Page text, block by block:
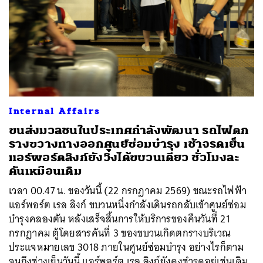
Internal Affairs
ขนส่งมวลชนในประเทศกำลังพัฒนา รถไฟตก
รางขวางทางออกศูนย์ซ่อมบำรุง เช้าจรดเย็น
แอร์พอร์ตลิงก์ยังวิ่งได้ขบวนเดียว ชั่วโมงละ
คันเหมือนเดิม
เวลา 00.47 น. ของวันนี้ (22 กรกฎาคม 2569) ขณะรถไฟฟ้า
แอร์พอร์ต เรล ลิงก์ ขบวนหนึ่งกำลังเดินรถกลับเข้าศูนย์ซ่อม
บำรุงคลองตัน หลังเสร็จสิ้นการให้บริการของคืนวันที่ 21
กรกฎาคม ตู้โดยสารคันที่ 3 ของขบวนเกิดตกรางบริเวณ
ประแจหมายเลข 3018 ภายในศูนย์ซ่อมบำรุง อย่างไรก็ตาม